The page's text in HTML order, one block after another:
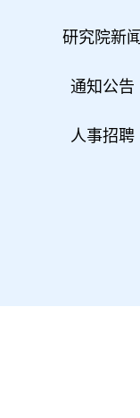
研究院新闻
通知公告
人事招聘